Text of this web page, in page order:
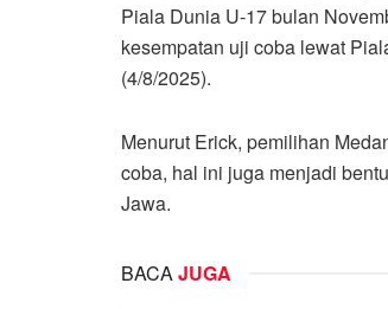
Piala Dunia U-17 bulan
kesempatan uji coba lewat
(4/8/2025).
Menurut Erick, pemilihan
coba, hal ini juga menjadi
Jawa.
BACA JUGA